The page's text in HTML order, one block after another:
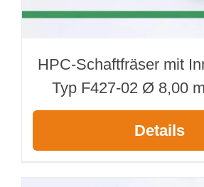
HPC-Schaftfräser mit
Typ F427-02 Ø 8,00
Details